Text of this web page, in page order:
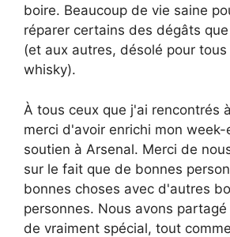
boire. Beaucoup de vie saine
réparer certains des dégâts
(et aux autres, désolé pour
whisky).
À tous ceux que j'ai rencontrés
merci d'avoir enrichi mon
soutien à Arsenal. Merci de
sur le fait que de bonnes
bonnes choses avec d'autres
personnes. Nous avons
de vraiment spécial, tout